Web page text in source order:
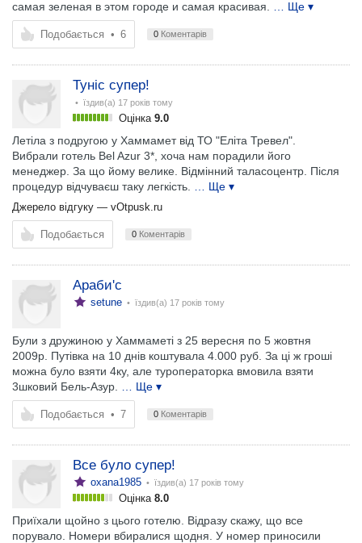
самая зеленая в этом городе и самая красивая. … Ще ▾
Подобається • 6 0 Коментарів
Туніс супер!
• їздив(а) 17 років тому
Оцінка 9.0
Летіла з подругою у Хаммамет від ТО "Еліта Тревел".
Вибрали готель Bel Azur 3*, хоча нам порадили його
менеджер. За що йому велике. Відмінний таласоцентр. Після
процедур відчуваєш таку легкість.
… Ще ▾
Джерело відгуку — vOtpusk.ru
Подобається 0 Коментарів
Араби'с
setune • їздив(а) 17 років тому
Були з дружиною у Хаммаметі з 25 вересня по 5 жовтня
2009р. Путівка на 10 днів коштувала 4.000 руб. За ці ж гроші
можна було взяти 4ку, але туроператорка вмовила взяти
3шковий Бель-Азур.
… Ще ▾
Подобається • 7 0 Коментарів
Все було супер!
oxana1985 • їздив(а) 17 років тому
Оцінка 8.0
Приїхали щойно з цього готелю. Відразу скажу, що все
порувало. Номери вбиралися щодня. У номер приносили